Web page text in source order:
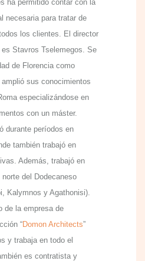
ha permitido contar con la
necesaria para tratar de
los clientes. El director
Stavros Tselemegos. Se
de Florencia como
amplió sus conocimientos
especializándose en
con un máster.
durante períodos en
también trabajó en
Además, trabajó en
del Dodecaneso
Kalymnos y Agathonisi).
de la empresa de
“Domon Architects”
y trabaja en todo el
es contratista y